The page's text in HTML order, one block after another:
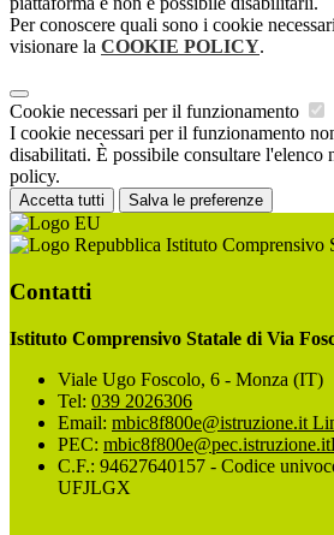
Per conoscere quali sono i cookie
visionare la COOKIE POLICY.
Cookie necessari per il funzionamento
I cookie necessari per il funzionamento
disabilitati. È possibile consultare l'elenco
policy.
Accetta tutti Salva le preferenze
Istituto Comprensivo
Contatti
Istituto Comprensivo Statale di Via
Viale Ugo Foscolo, 6 - Monza (IT)
Tel: 039 2026306
Email: mbic8f800e@istruzione.it
PEC: mbic8f800e@pec.istruzione.it
C.F.: 94627640157 - Codice
UFJLGX